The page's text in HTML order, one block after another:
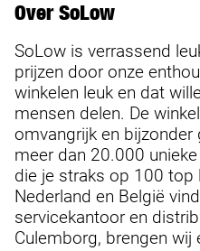
Over SoLow
SoLow is verrassend
prijzen door onze
winkelen leuk en dat
mensen delen. De
omvangrijk en bijzonder
meer dan 20.000
die je straks op 100 top
Nederland en België
servicekantoor en
Culemborg, brengen wij